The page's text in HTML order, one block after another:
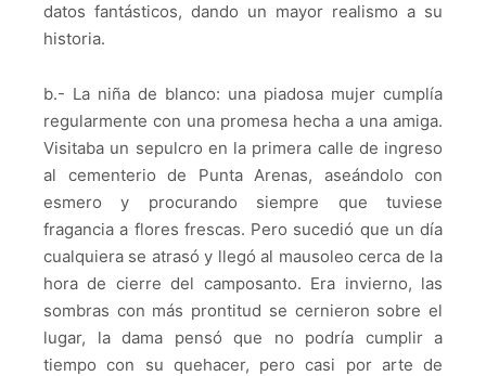
datos fantásticos, dando un mayor realismo a su
historia.
b.- La niña de blanco: una piadosa mujer cumplía
regularmente con una promesa hecha a una amiga.
Visitaba un sepulcro en la primera calle de ingreso
al cementerio de Punta Arenas, aseándolo con
esmero y procurando siempre que tuviese
fragancia a flores frescas. Pero sucedió que un día
cualquiera se atrasó y llegó al mausoleo cerca de la
hora de cierre del camposanto. Era invierno, las
sombras con más prontitud se cernieron sobre el
lugar, la dama pensó que no podría cumplir a
tiempo con su quehacer, pero casi por arte de